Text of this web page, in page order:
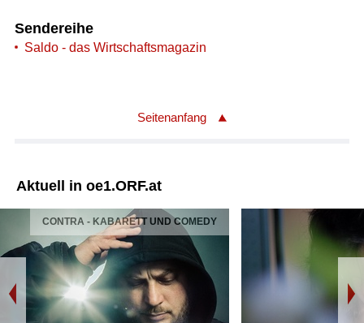
Sendereihe
Saldo - das Wirtschaftsmagazin
Seitenanfang
Aktuell in oe1.ORF.at
CONTRA - KABARETT UND COMEDY